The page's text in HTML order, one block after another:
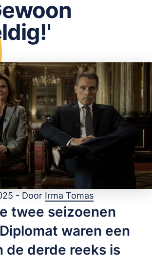
OPSLAAN
- Door Irma Tomas
twee seizoenen
waren een
de derde reeks is